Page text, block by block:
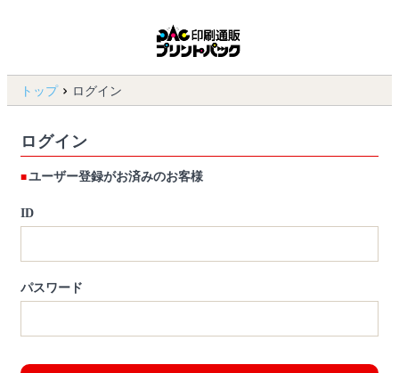
トップ ログイン
ログイン
ユーザー登録がお済みのお客様
ID
パスワード